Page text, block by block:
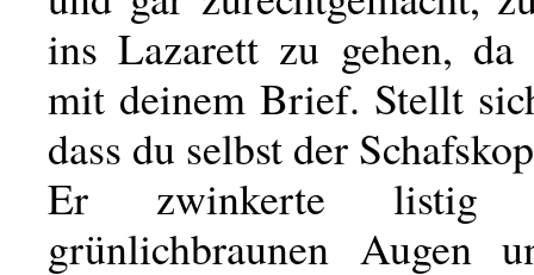
ins Lazarett zu gehen, da
mit deinem Brief. Stellt
dass du selbst der
Er zwinkerte listig
grünlichbraunen Augen